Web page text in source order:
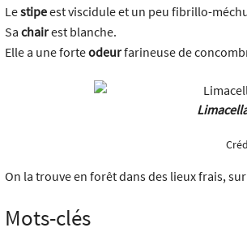
Lestipeest viscidule et un peu fibrillo-
Sa chairest blanche.
Elle a une forteodeurfarineuse de
On la trouve en forêt dans des lieux frais,
Mots-clés